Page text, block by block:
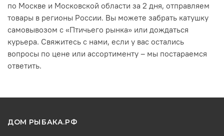
по Москве и Московской области за 2 дня, отправляем
товары в регионы России. Вы можете забрать катушку
самовывозом с «Птичьего рынка» или дождаться
курьера. Свяжитесь с нами, если у вас остались
вопросы по цене или ассортименту – мы постараемся
ответить.
ДОМ РЫБАКА.РФ